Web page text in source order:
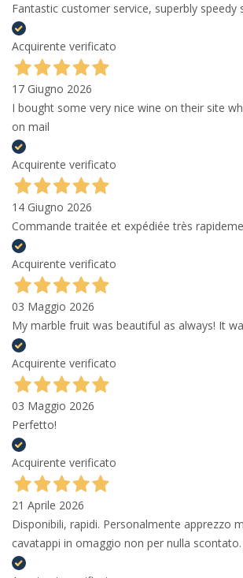
Fantastic customer service, superbly
Acquirente verificato
17 Giugno 2026
I bought some very nice wine on their site
on mail
Acquirente verificato
14 Giugno 2026
Commande traitée et expédiée très
Acquirente verificato
03 Maggio 2026
My marble fruit was beautiful as always! It
Acquirente verificato
03 Maggio 2026
Perfetto!
Acquirente verificato
21 Aprile 2026
Disponibili, rapidi. Personalmente
cavatappi in omaggio non per nulla